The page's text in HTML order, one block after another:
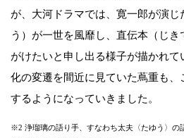
が、大河ドラマでは、寛一郎が演
う）が一世を風靡し、直伝本（じ
がけたいと申し出る様子が描かれ
化の変遷を間近に見ていた蔦重も
するようになっていきました。
※2 浄瑠璃の語り手、すなわち太夫〈たゆう〉